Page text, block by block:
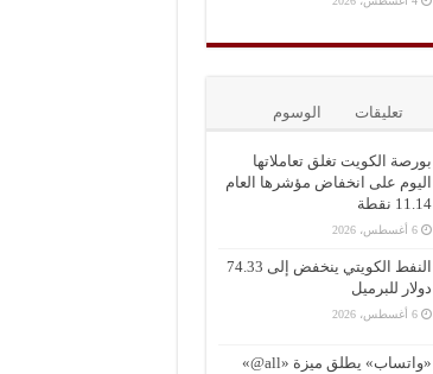
تعليقات الوسوم
بورصة الكويت تغلق تعاملاتها
اليوم على انخفاض مؤشرها العام
11.14 نقطة
6 أغسطس، 2026
النفط الكويتي ينخفض إلى 74.33
دولار للبرميل
6 أغسطس، 2026
«واتساب» يطلق ميزة «all@»